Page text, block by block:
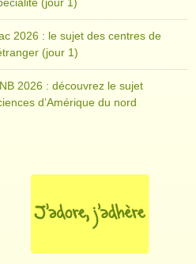
(jour 1)
2026 : le sujet des centres de
(jour 1)
2026 : découvrez le sujet
d’Amérique du nord